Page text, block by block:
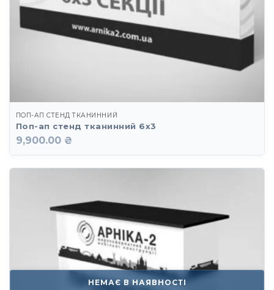
ПОП-АП СТЕНД ТКАНИННИЙ
Поп-ап стенд тканинний 6х3
9,900.00 ₴
НЕМАЄ В НАЯВНОСТІ